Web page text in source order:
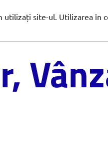
site-ul. Utilizarea în